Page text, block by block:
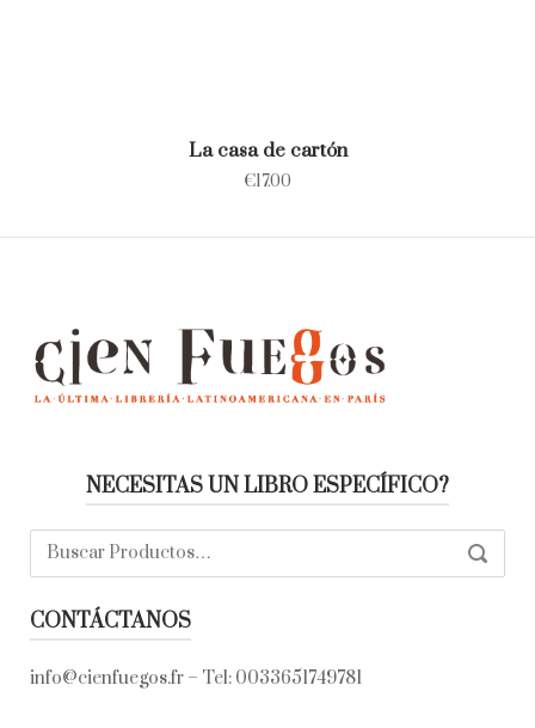
La casa de cartón
€17.00
NECESITAS UN LIBRO ESPECÍFICO?
Buscar:
CONTÁCTANOS
info@cienfuegos.fr – Tel: 0033651749781